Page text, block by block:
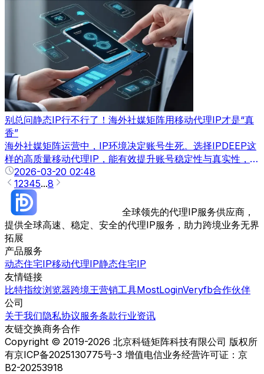
别总问静态IP行不行了！海外社媒矩阵用移动代理IP才是“真
香”
海外社媒矩阵运营中，IP环境决定账号生死。选择IPDEEP这
样的高质量移动代理IP，能有效提升账号稳定性与真实性，降
低封号风险。
2026-03-20 02:48
12345...8
全球领先的代理IP服务供应商，
提供全球高速、稳定、安全的代理IP服务，助力跨境业务无界
拓展
产品服务
动态住宅IP移动代理IP静态住宅IP
友情链接
比特指纹浏览器跨境王营销工具MostLoginVeryfb合作伙伴
公司
关于我们隐私协议服务条款行业资讯
友链交换商务合作
Copyright © 2019-2026 北京科链矩阵科技有限公司 版权所
有京ICP备2025130775号-3 增值电信业务经营许可证：京
B2-20253918